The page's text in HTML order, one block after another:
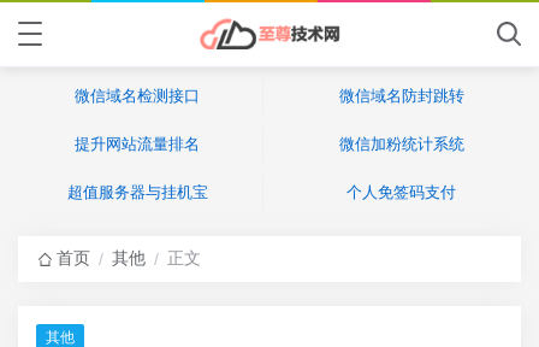
微信域名检测接口 微信域名防封跳转
提升网站流量排名 微信加粉统计系统
超值服务器与挂机宝 个人免签码支付
首页 / 其他 / 正文
其他